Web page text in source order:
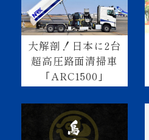
大解剖！日本に2台
超高圧路面清掃車
｢ARC1500｣